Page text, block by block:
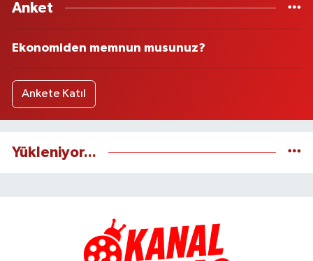
Anket
Ekonomiden memnun musunuz?
Ankete Katıl
Yükleniyor...